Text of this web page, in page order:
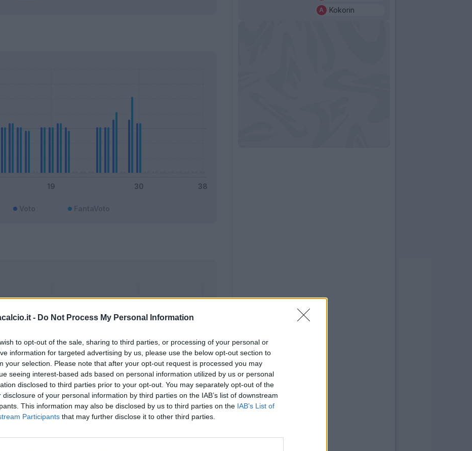
- Do Not Process My Personal Information
to opt-out of the sale, sharing to third parties, or processing of your personal or
information for targeted advertising by us, please use the below opt-out section to
your selection. Please note that after your opt-out request is processed you may
seeing interest-based ads based on personal information utilized by us or personal
disclosed to third parties prior to your opt-out. You may separately opt-out of the
disclosure of your personal information by third parties on the IAB’s list of downstream
This information may also be disclosed by us to third parties on the IAB’s List of
Participants that may further disclose it to other third parties.
Malus Presenze a voto
Kokorin